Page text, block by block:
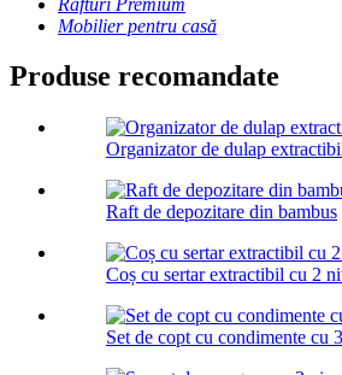
Mobilier pentru casă
Produse recomandate
Organizator de dulap
Raft de depozitare din bambus
Coș cu sertar extractibil cu 2
Set de copt cu condimente cu